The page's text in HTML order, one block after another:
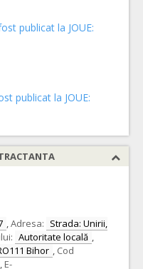
publicat la JOUE:
publicat la JOUE:
,Adresa: Strada: Unirii,
Autoritate locală ,
Bihor , Cod
, E-